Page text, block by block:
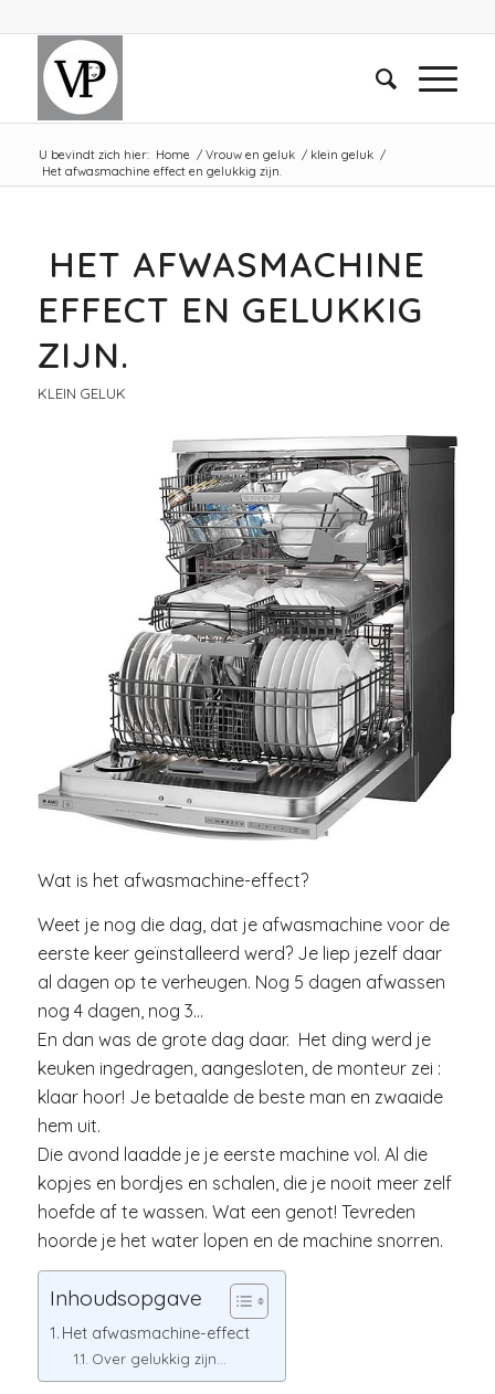
U bevindt zich hier: Home / Vrouw en geluk / klein geluk /
Het afwasmachine effect en gelukkig zijn.
HET AFWASMACHINE
EFFECT EN GELUKKIG
ZIJN.
KLEIN GELUK
Wat is het afwasmachine-effect?
Weet je nog die dag, dat je afwasmachine voor de
eerste keer geïnstalleerd werd? Je liep jezelf daar
al dagen op te verheugen. Nog 5 dagen afwassen
nog 4 dagen, nog 3…
En dan was de grote dag daar. Het ding werd je
keuken ingedragen, aangesloten, de monteur zei :
klaar hoor! Je betaalde de beste man en zwaaide
hem uit.
Die avond laadde je je eerste machine vol. Al die
kopjes en bordjes en schalen, die je nooit meer zelf
hoefde af te wassen. Wat een genot! Tevreden
hoorde je het water lopen en de machine snorren.
Inhoudsopgave
Het afwasmachine-effect
Over gelukkig zijn…